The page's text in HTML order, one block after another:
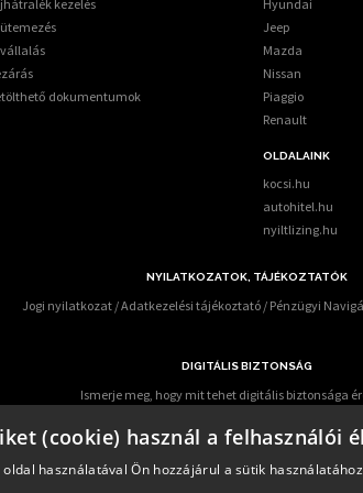
kezelés
dokumentumok
Hyundai
Jeep
Mazda
Nissan
Piaggio
Renault
OLDALAINK
kocsi.hu
autohitel.hu
nyiltlizing.hu
NYILATKOZATOK, TÁJÉKOZTATÓK
Jogi nyilatkozat /Adatkezelési tájékoztató / Pénzügyi
DIGITÁLIS BIZTONSÁG
Ismerje meg, hogy mit tehet digitális biztonsága
alábbi elérhetőségen keresztül informálódhatnak a pénzügyi
(cookie) használ a felhasználói
oldal használatával Ön hozzájárul a sütik